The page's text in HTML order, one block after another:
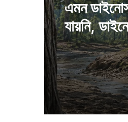
এমন
যায়নি,
এমন পুকুর
ডিগ্রিতেও